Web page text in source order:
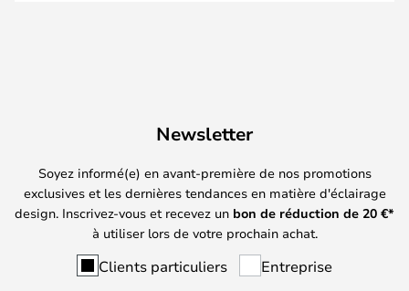
Newsletter
Soyez informé(e) en avant-première de nos promotions
exclusives et les dernières tendances en matière d'éclairage
design. Inscrivez-vous et recevez un bon de réduction de 20 €*
à utiliser lors de votre prochain achat.
Clients particuliers Entreprise